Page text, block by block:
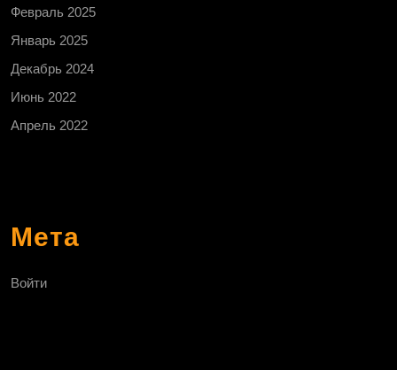
Февраль 2025
Январь 2025
Декабрь 2024
Июнь 2022
Апрель 2022
Мета
Войти